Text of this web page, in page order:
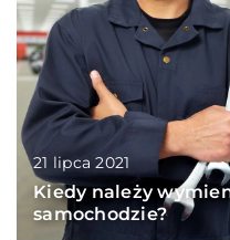
21 lipca 2021
Kiedy należy
samochodzie?